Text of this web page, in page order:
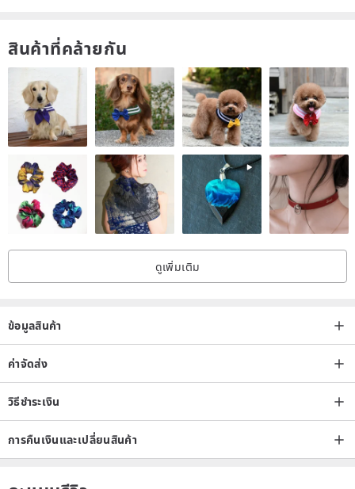
Pueblo
en.pinkoi.com/product/nDmpvnU6
สินค้าที่คล้ายกัน
ดูเพิ่มเติม
ข้อมูลสินค้า
ค่าจัดส่ง
วิธีชำระเงิน
การคืนเงินและเปลี่ยนสินค้า